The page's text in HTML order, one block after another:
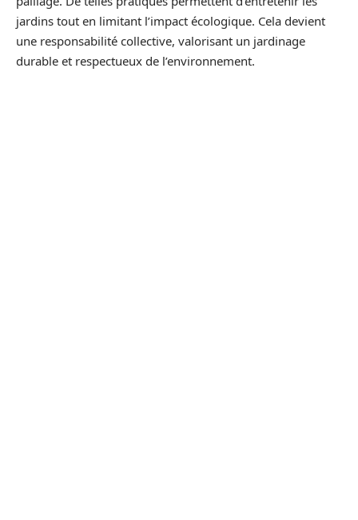
jardins tout en limitant l’impact écologique. Cela devient
une responsabilité collective, valorisant un jardinage
durable et respectueux de l’environnement.